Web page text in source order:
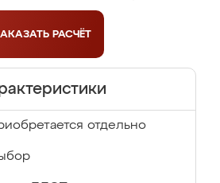
РАСЧЁТ
отдельно